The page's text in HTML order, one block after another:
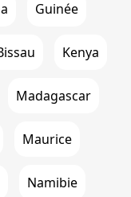
Guinée
Kenya
Madagascar
Maurice
Namibie